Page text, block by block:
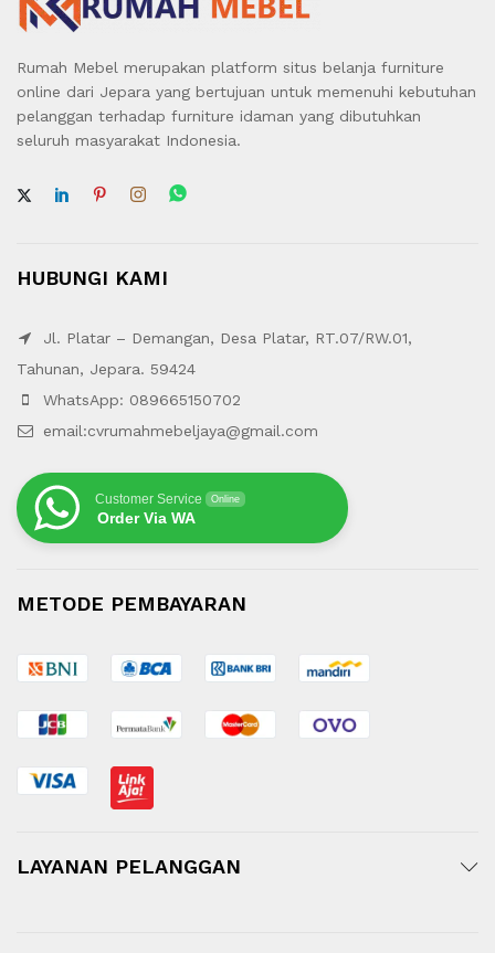
Rumah Mebel merupakan platform situs belanja furniture
online dari Jepara yang bertujuan untuk memenuhi kebutuhan
pelanggan terhadap furniture idaman yang dibutuhkan
seluruh masyarakat Indonesia.
HUBUNGI KAMI
Jl. Platar – Demangan, Desa Platar, RT.07/RW.01,
Tahunan, Jepara. 59424
WhatsApp: 089665150702
email:cvrumahmebeljaya@gmail.com
Customer Service Online
Order Via WA
METODE PEMBAYARAN
LAYANAN PELANGGAN